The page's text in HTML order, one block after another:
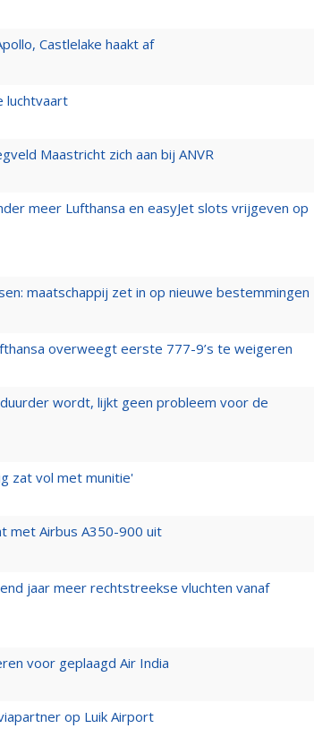
Castlelake haakt af
luchtvaart
Maastricht zich aan bij ANVR
meer Lufthansa en easyJet slots vrijgeven op
maatschappij zet in op nieuwe bestemmingen
overweegt eerste 777-9’s te weigeren
wordt, lijkt geen probleem voor de
zat vol met munitie'
met Airbus A350-900 uit
jaar meer rechtstreekse vluchten vanaf
voor geplaagd Air India
op Luik Airport